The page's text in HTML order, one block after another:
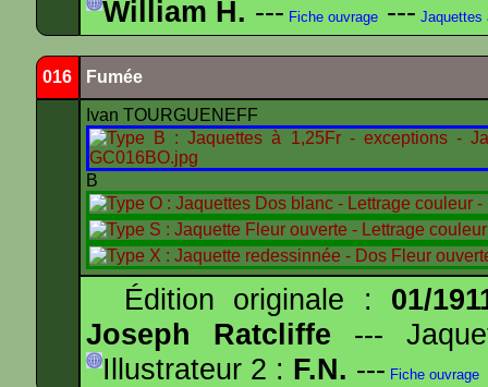
William H. --- Fiche ouvrage --- Jaquettes
016 Fumée
Ivan TOURGUENEFF
B
Édition originale : 01/
Joseph Ratcliffe ---
Illustrateur 2 : F.N. --- Fiche ouvrage